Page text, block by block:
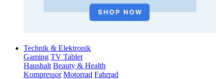
Technik & Elektronik
Gaming TV Tablet
Haushalt Beauty & Health
Kompressor Motorrad Fahrrad